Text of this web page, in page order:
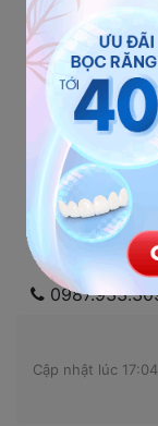
Chi phí
suất 0%
Cập nhật lúc